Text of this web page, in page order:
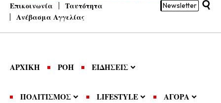
Επικοινωνία
Ταυτότητα
Ανέβασμα Αγγελίας
Newsletter
ΑΡΧΙΚΗ ΡΟΗ ΕΙΔΗΣΕΙΣ
ΠΟΛΙΤΙΣΜΟΣ LIFESTYLE ΑΓΟΡΑ